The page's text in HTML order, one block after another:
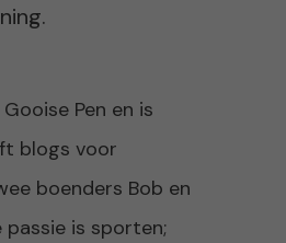
Pen en is
blogs voor
boenders Bob en
passie is sporten;